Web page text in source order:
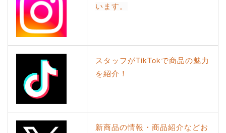
います。
スタッフがTikTokで商品の魅力
を紹介！
新商品の情報・商品紹介などお